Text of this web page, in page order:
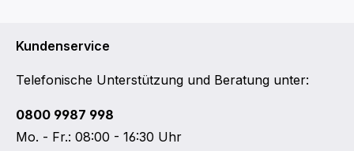
Kundenservice
Telefonische Unterstützung und Beratung unter:
0800 9987 998
Mo. - Fr.: 08:00 - 16:30 Uhr